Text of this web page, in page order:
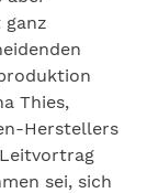
ganz
Thies,
Herstellers
sei, sich